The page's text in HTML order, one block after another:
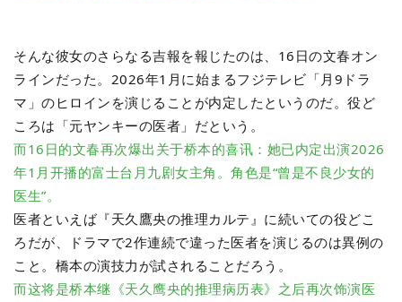
そんな彼女のさらなる吉報を報じたのは、16日の文春オン
ラインだった。2026年1月に始まるフジテレビ「月9ドラ
マ」のヒロインを演じることが内定したというのだ。役ど
ころは「元ヤンキーの医者」だという。
而16日的文春再次爆出关于桥本的喜讯：她已内定出演2026
年1月开播的富士台月九剧女主角。角色是“曾是不良少女的
医生”。
医者といえば『天久鷹央の推理カルテ』に続いての役どこ
ろだが、ドラマで2作連続で違った医者を演じるのは異例の
こと。橋本の演技力が試されることだろう。
而这将是桥本继《天久鹰央的推理病历表》之后再次饰演医